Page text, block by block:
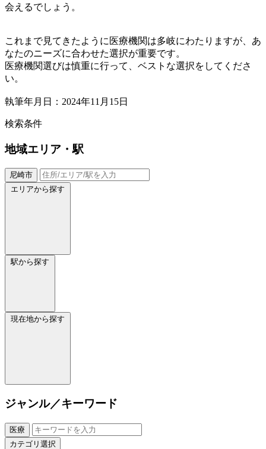
会えるでしょう。
これまで見てきたように医療機関は多岐にわたりますが、あ
なたのニーズに合わせた選択が重要です。
医療機関選びは慎重に行って、ベストな選択をしてくださ
い。
執筆年月日：2024年11月15日
検索条件
地域エリア・駅
尼崎市
エリアから探す
駅から探す
現在地から探す
ジャンル／キーワード
医療
カテゴリ選択